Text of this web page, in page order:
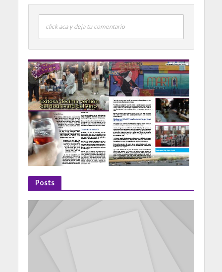
click aca y deja tu comentario
Posts